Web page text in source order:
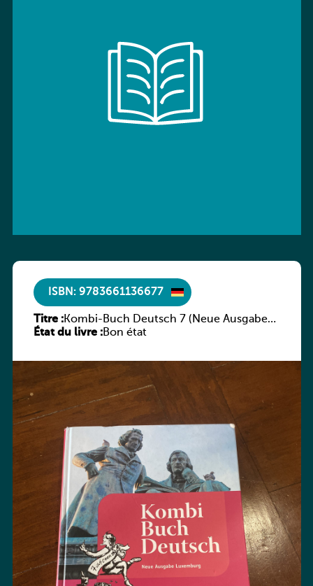
ISBN: 9783661136677
Titre :Kombi-Buch Deutsch 7 (Neue Ausgabe
Luxemburg)
État du livre :Bon état